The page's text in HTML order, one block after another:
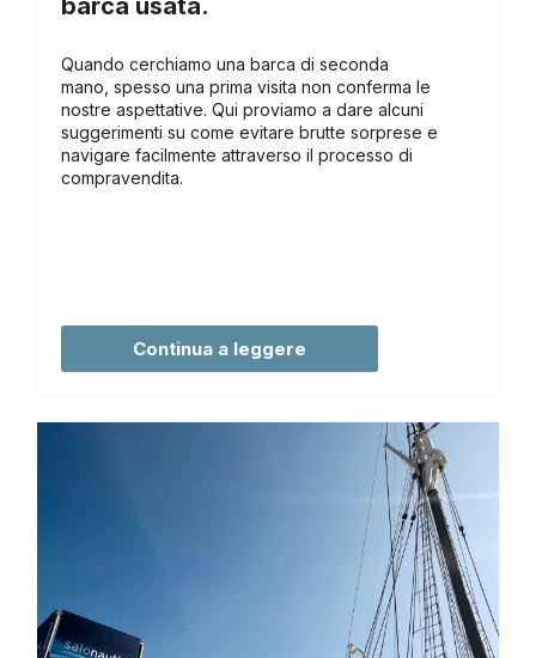
Quando cerchiamo una barca di seconda
mano, spesso una prima visita non conferma le
nostre aspettative. Qui proviamo a dare alcuni
suggerimenti su come evitare brutte sorprese e
navigare facilmente attraverso il processo di
compravendita.
Continua a leggere